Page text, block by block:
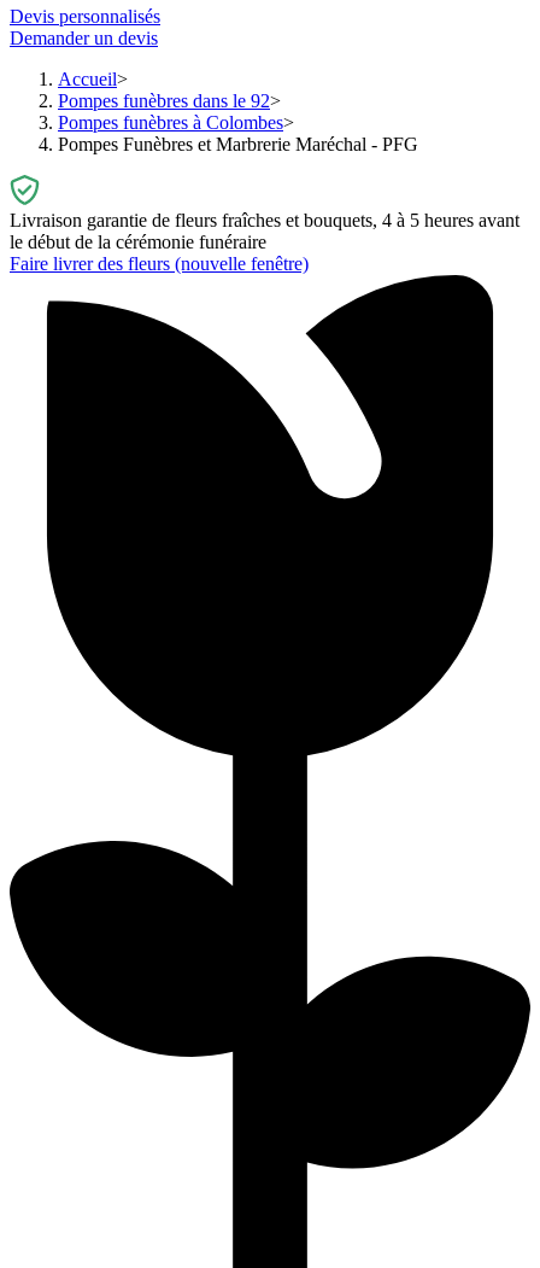
Devis personnalisés
Demander un devis
Accueil
Pompes funèbres dans le 92
Pompes funèbres à Colombes
Pompes Funèbres et Marbrerie Maréchal - PFG
Livraison garantie de fleurs fraîches et bouquets, 4 à 5 heures avant
le début de la cérémonie funéraire
Faire livrer des fleurs (nouvelle fenêtre)